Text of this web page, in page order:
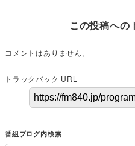
この投稿への
コメントはありません。
トラックバック URL
番組ブログ内検索